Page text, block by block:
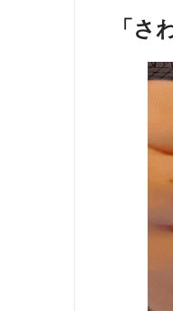
「さ